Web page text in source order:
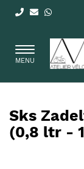
Toggle
navigation
MENU
Sks
(0,8 ltr -